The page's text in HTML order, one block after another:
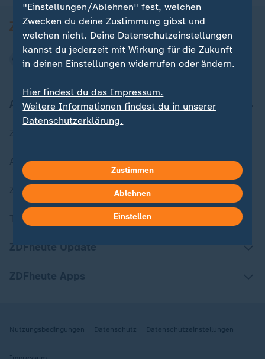
Aktuell bei ZDFheute
Aktuelle Sendungs-Videos
ZDFheute Stories
Themen im Überblick
ZDFheute Update
Nutzungsbedingungen Datenschutz Datenschutzeinstellungen
"Einstellungen/Ablehnen" fest, welchen
Zwecken du deine Zustimmung gibst und
welchen nicht. Deine Datenschutzeinstellungen
kannst du jederzeit mit Wirkung für die Zukunft
in deinen Einstellungen widerrufen oder ändern.
Hier findest du das Impressum.
Weitere Informationen findest du in unserer
Datenschutzerklärung.
Zustimmen
Ablehnen
Einstellen